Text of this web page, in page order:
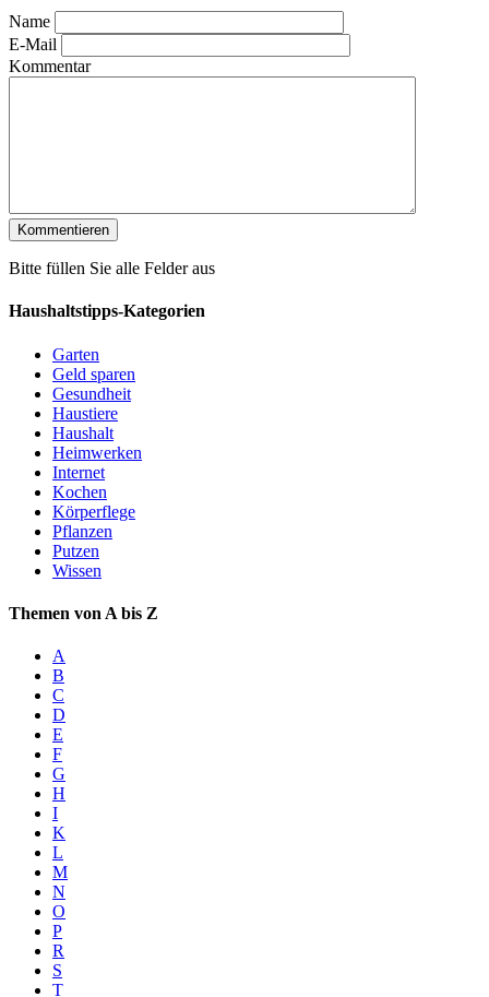
Name
E-Mail
Kommentar
Bitte füllen Sie alle Felder aus
Haushaltstipps-Kategorien
Garten
Geld sparen
Gesundheit
Haustiere
Haushalt
Heimwerken
Internet
Kochen
Körperflege
Pflanzen
Putzen
Wissen
Themen von A bis Z
A
B
C
D
E
F
G
H
I
K
L
M
N
O
P
R
S
T